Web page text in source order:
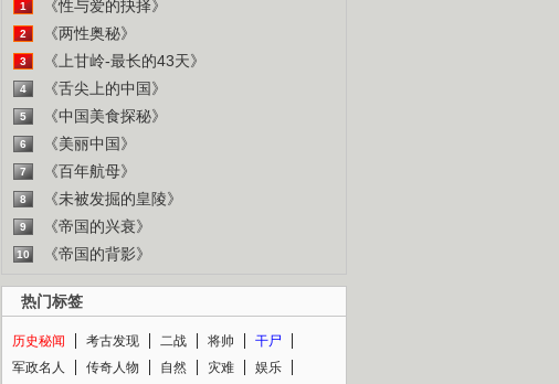
1 《性与爱的抉择》
2 《两性奥秘》
3 《上甘岭-最长的43天》
4 《舌尖上的中国》
5 《中国美食探秘》
6 《美丽中国》
7 《百年航母》
8 《未被发掘的皇陵》
9 《帝国的兴衰》
10 《帝国的背影》
热门标签
历史秘闻 考古发现 二战 将帅
干尸
军政名人
传奇人物 自然 灾难
娱乐